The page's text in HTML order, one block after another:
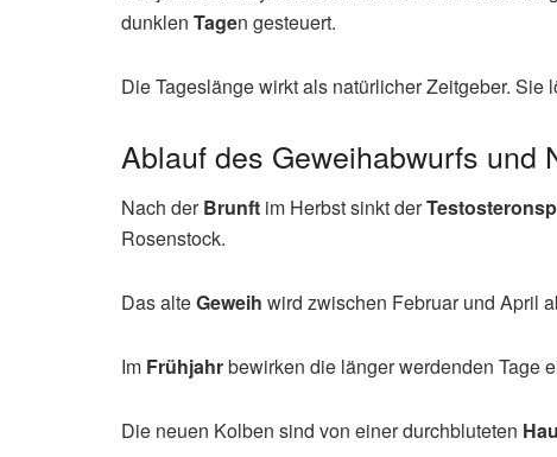
dunklen Tagen gesteuert.
Die Tageslänge wirkt als natürlicher Zeitgeber.
Ablauf des Geweihabwurfs und
Nach derBrunft im Herbst sinkt der
Rosenstock.
Das alteGeweih wird zwischen Februar und April
Im Frühjahrbewirken die länger werdenden Tage
Die neuen Kolben sind von einer durchbluteten